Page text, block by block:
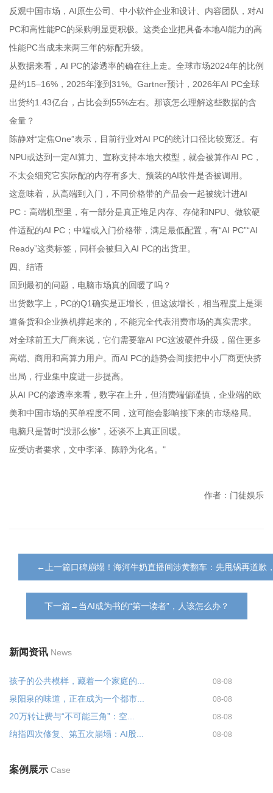
反观中国市场，AI原生公司、中小软件企业和设计、内容团队，对AI
PC和高性能PC的采购明显更积极。这类企业把具备本地AI能力的高
性能PC当成未来两三年的标配升级。
从数据来看，AI PC的渗透率的确在往上走。全球市场2024年的比例
是约15–16%，2025年涨到31%。Gartner预计，2026年AI PC全球
出货约1.43亿台，占比会到55%左右。那该怎么理解这些数据的含
金量？
陈静对“定焦One”表示，目前行业对AI PC的统计口径比较宽泛。有
NPU或达到一定AI算力、宣称支持本地大模型，就会被算作AI PC，
不太会细究它实际配的内存有多大、预装的AI软件是否被调用。
这意味着，从高端到入门，不同价格带的产品会一起被统计进AI
PC：高端机型里，有一部分是真正堆足内存、存储和NPU、做软硬
件适配的AI PC；中端或入门价格带，满足最低配置，有“AI PC”“AI
Ready”这类标签，同样会被归入AI PC的出货里。
四、结语
回到最初的问题，电脑市场真的回暖了吗？
出货数字上，PC的Q1确实是正增长，但这波增长，相当程度上是渠
道备货和企业换机撑起来的，不能完全代表消费市场的真实需求。
对全球前五大厂商来说，它们需要靠AI PC这波硬件升级，留住更多
高端、商用和高算力用户。而AI PC的趋势会间接把中小厂商更快挤
出局，行业集中度进一步提高。
从AI PC的渗透率来看，数字在上升，但消费端偏谨慎，企业端的欧
美和中国市场的买单程度不同，这可能会影响接下来的市场格局。
电脑只是暂时“没那么惨”，还谈不上真正回暖。
应受访者要求，文中李泽、陈静为化名。"
作者：门徒娱乐
←上一篇口碑崩塌！海河牛奶直播间涉黄翻车：先甩锅再道歉
下一篇→当AI成为书的“第一读者”，人该怎么办？
新闻资讯 News
孩子的公共模样，藏着一个家庭的... 08-08
泉阳泉的味道，正在成为一个都市... 08-08
20万转让费与“不可能三角”：空... 08-08
纳指四次修复、第五次崩塌：AI股... 08-08
案例展示 Case